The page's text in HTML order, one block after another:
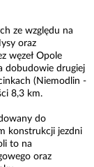
ze względu na
oraz
węzeł Opole
dobudowie drugiej
(Niemodlin -
8,3 km.
do
konstrukcji jezdni
to na
oraz